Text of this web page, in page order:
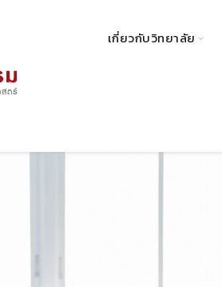
เกี่ยวกับวิทยาลัย